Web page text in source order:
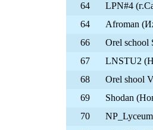
64
LPN#4
64
Afroman
66
Orel school
67
LNSTU2
68
Orel shool
69
Shodan
70